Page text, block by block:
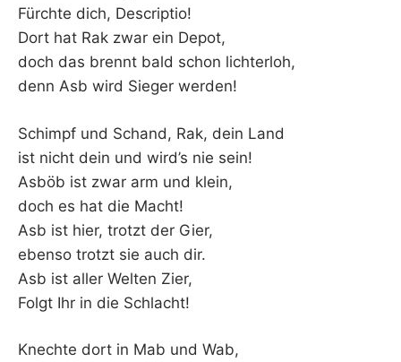
Fürchte dich, Descriptio!
Dort hat Rak zwar ein Depot,
doch das brennt bald schon lichterloh,
denn Asb wird Sieger werden!
Schimpf und Schand, Rak, dein Land
ist nicht dein und wird’s nie sein!
Asböb ist zwar arm und klein,
doch es hat die Macht!
Asb ist hier, trotzt der Gier,
ebenso trotzt sie auch dir.
Asb ist aller Welten Zier,
Folgt Ihr in die Schlacht!
Knechte dort in Mab und Wab,